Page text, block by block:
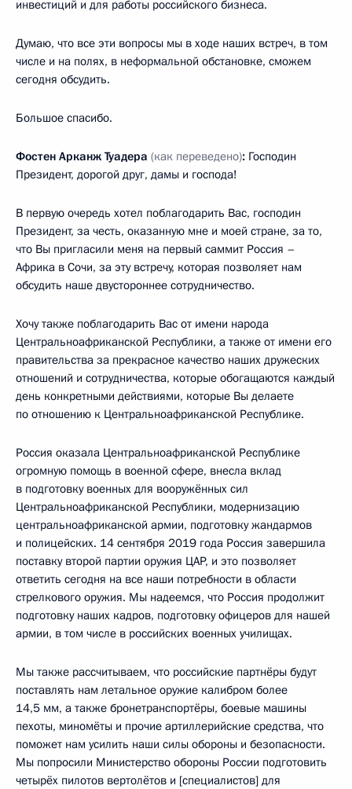
инвестиций и для работы российского бизнеса.
Думаю, что все эти вопросы мы в ходе наших встреч, в том
числе и на полях, в неформальной обстановке, сможем
сегодня обсудить.
Большое спасибо.
Фостен Арканж Туадера (как переведено): Господин
Президент, дорогой друг, дамы и господа!
В первую очередь хотел поблагодарить Вас, господин
Президент, за честь, оказанную мне и моей стране, за то,
что Вы пригласили меня на первый саммит Россия –
Африка в Сочи, за эту встречу, которая позволяет нам
обсудить наше двустороннее сотрудничество.
Хочу также поблагодарить Вас от имени народа
Центральноафриканской Республики, а также от имени его
правительства за прекрасное качество наших дружеских
отношений и сотрудничества, которые обогащаются каждый
день конкретными действиями, которые Вы делаете
по отношению к Центральноафриканской Республике.
Россия оказала Центральноафриканской Республике
огромную помощь в военной сфере, внесла вклад
в подготовку военных для вооружённых сил
Центральноафриканской Республики, модернизацию
центральноафриканской армии, подготовку жандармов
и полицейских. 14 сентября 2019 года Россия завершила
поставку второй партии оружия ЦАР, и это позволяет
ответить сегодня на все наши потребности в области
стрелкового оружия. Мы надеемся, что Россия продолжит
подготовку наших кадров, подготовку офицеров для нашей
армии, в том числе в российских военных училищах.
Мы также рассчитываем, что российские партнёры будут
поставлять нам летальное оружие калибром более
14,5 мм, а также бронетранспортёры, боевые машины
пехоты, миномёты и прочие артиллерийские средства, что
поможет нам усилить наши силы обороны и безопасности.
Мы попросили Министерство обороны России подготовить
четырёх пилотов вертолётов и [специалистов] для